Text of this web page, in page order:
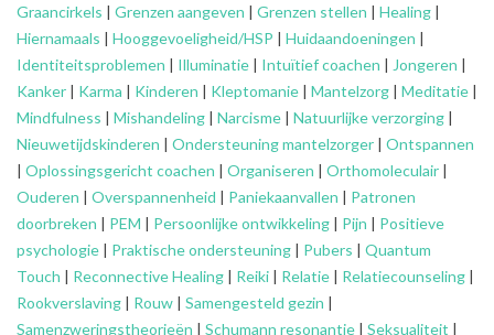
Graancirkels | Grenzen aangeven | Grenzen stellen | Healing |
Hiernamaals | Hooggevoeligheid/HSP | Huidaandoeningen |
Identiteitsproblemen | Illuminatie | Intuïtief coachen | Jongeren |
Kanker | Karma | Kinderen | Kleptomanie | Mantelzorg | Meditatie |
Mindfulness | Mishandeling | Narcisme | Natuurlijke verzorging |
Nieuwetijdskinderen | Ondersteuningmantelzorger | Ontspannen
| Oplossingsgericht coachen | Organiseren | Orthomoleculair |
Ouderen | Overspannenheid | Paniekaanvallen | Patronen
doorbreken | PEM | Persoonlijke ontwikkeling | Pijn | Positieve
psychologie | Praktische ondersteuning | Pubers | Quantum
Touch | Reconnective Healing | Reiki | Relatie | Relatiecounseling |
Rookverslaving | Rouw | Samengesteld gezin |
Samenzweringstheorieën | Schumann resonantie | Seksualiteit |